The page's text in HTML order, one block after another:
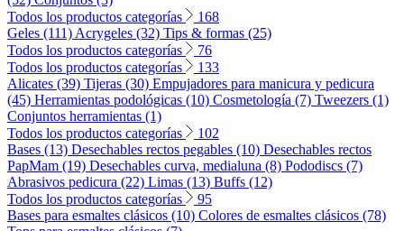
Todos los productos categorías
168
Geles (111) Acrygeles (32) Tips & formas (25)
Todos los productos categorías
76
Todos los productos categorías
133
Alicates (39) Tijeras (30) Empujadores para manicura y pedicura
(45) Herramientas podológicas (10) Cosmetología (7) Tweezers (1)
Conjuntos herramientas (1)
Todos los productos categorías
102
Bases (13) Desechables rectos pegables (10) Desechables rectos
PapMam (19) Desechables curva, medialuna (8) Pododiscs (7)
Abrasivos pedicura (22) Limas (13) Buffs (12)
Todos los productos categorías
95
Bases para esmaltes clásicos (10) Colores de esmaltes clásicos (78)